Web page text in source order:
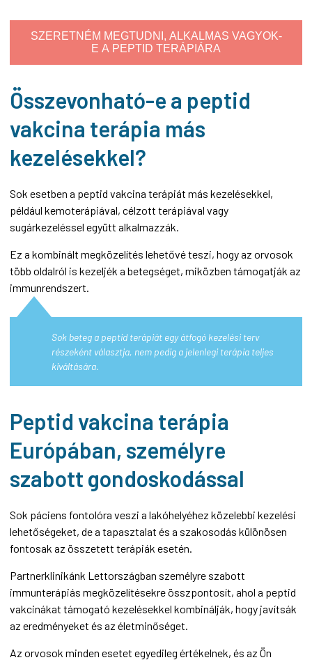
SZERETNÉM MEGTUDNI, ALKALMAS VAGYOK-
E A PEPTID TERÁPIÁRA
Összevonható-e a peptid
vakcina terápia más
kezelésekkel?
Sok esetben a peptid vakcina terápiát más kezelésekkel,
például kemoterápiával, célzott terápiával vagy
sugárkezeléssel együtt alkalmazzák.
Ez a kombinált megközelítés lehetővé teszi, hogy az orvosok
több oldalról is kezeljék a betegséget, miközben támogatják az
immunrendszert.
Sok beteg a peptid terápiát egy átfogó kezelési terv
részeként választja, nem pedig a jelenlegi terápia teljes
kiváltására.
Peptid vakcina terápia
Európában, személyre
szabott gondoskodással
Sok páciens fontolóra veszi a lakóhelyéhez közelebbi kezelési
lehetőségeket, de a tapasztalat és a szakosodás különösen
fontosak az összetett terápiák esetén.
Partnerklinikánk Lettországban személyre szabott
immunterápiás megközelítésekre összpontosít, ahol a peptid
vakcinákat támogató kezelésekkel kombinálják, hogy javítsák
az eredményeket és az életminőséget.
Az orvosok minden esetet egyedileg értékelnek, és az Ön